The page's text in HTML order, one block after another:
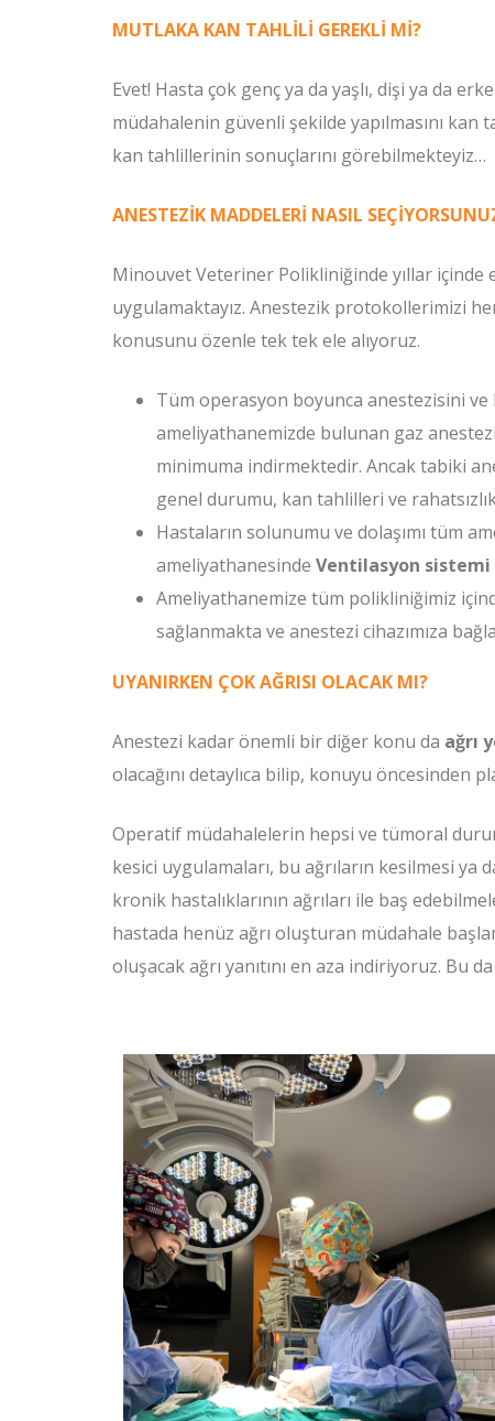
MUTLAKA KAN TAHLİLİ GEREKLİ Mİ?
Evet! Hasta çok genç ya da yaşlı, dişi ya da
müdahalenin güvenli şekilde yapılmasını
kan tahlillerinin sonuçlarını görebilmekteyiz…
ANESTEZİK MADDELERİ NASIL
Minouvet Veteriner Polikliniğinde yıllar içinde
uygulamaktayız. Anestezik protokollerimizi
konusunu özenle tek tek ele alıyoruz.
Tüm operasyon boyunca anestezisini
ameliyathanemizde bulunan gaz
minimuma indirmektedir. Ancak tabiki
genel durumu, kan tahlilleri ve
Hastaların solunumu ve dolaşımı tüm
ameliyathanesinde Ventilasyon sistemi
Ameliyathanemize tüm polikliniğimiz
sağlanmakta ve anestezi cihazımıza
UYANIRKEN ÇOK AĞRISI OLACAK MI?
Anestezi kadar önemli bir diğer konu da ağrı
olacağını detaylıca bilip, konuyu öncesinden
Operatif müdahalelerin hepsi ve tümoral
kesici uygulamaları, bu ağrıların kesilmesi ya
kronik hastalıklarının ağrıları ile baş
hastada henüz ağrı oluşturan müdahale
oluşacak ağrı yanıtını en aza indiriyoruz. Bu